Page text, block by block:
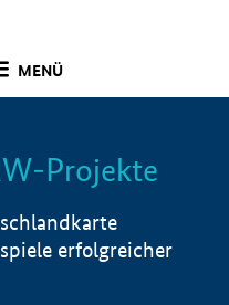
MENÜ
Info
Projekte
erfolgreicher